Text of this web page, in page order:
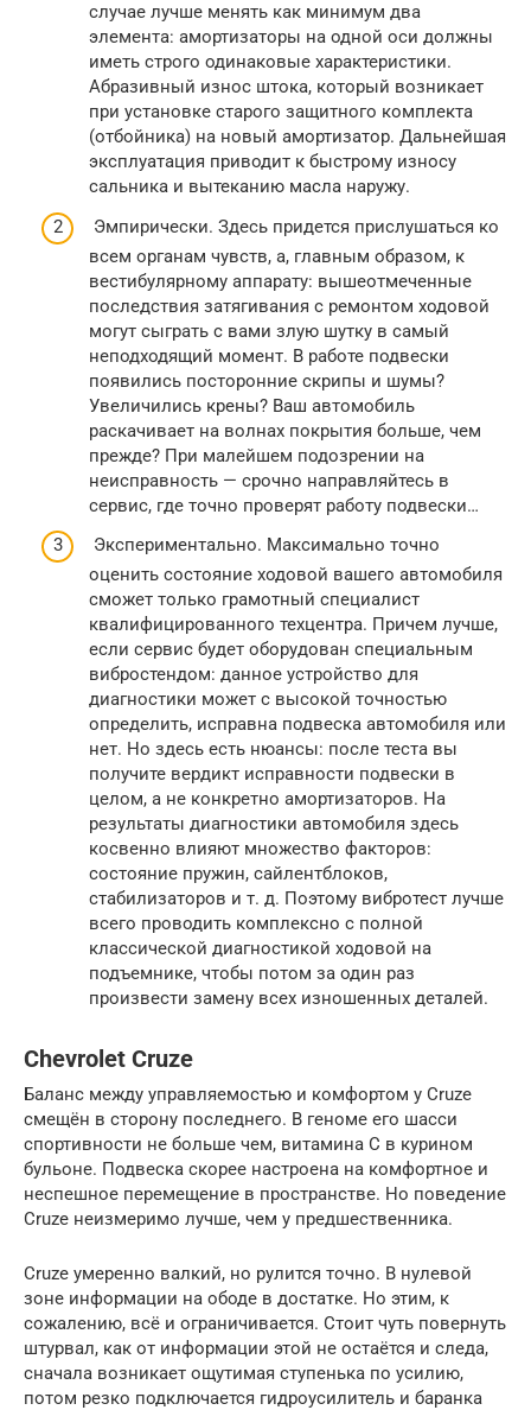
случае лучше менять как минимум два
элемента: амортизаторы на одной оси должны
иметь строго одинаковые характеристики.
Абразивный износ штока, который возникает
при установке старого защитного комплекта
(отбойника) на новый амортизатор. Дальнейшая
эксплуатация приводит к быстрому износу
сальника и вытеканию масла наружу.
Эмпирически. Здесь придется прислушаться ко
всем органам чувств, а, главным образом, к
вестибулярному аппарату: вышеотмеченные
последствия затягивания с ремонтом ходовой
могут сыграть с вами злую шутку в самый
неподходящий момент. В работе подвески
появились посторонние скрипы и шумы?
Увеличились крены? Ваш автомобиль
раскачивает на волнах покрытия больше, чем
прежде? При малейшем подозрении на
неисправность — срочно направляйтесь в
сервис, где точно проверят работу подвески…
Экспериментально. Максимально точно
оценить состояние ходовой вашего автомобиля
сможет только грамотный специалист
квалифицированного техцентра. Причем лучше,
если сервис будет оборудован специальным
вибростендом: данное устройство для
диагностики может с высокой точностью
определить, исправна подвеска автомобиля или
нет. Но здесь есть нюансы: после теста вы
получите вердикт исправности подвески в
целом, а не конкретно амортизаторов. На
результаты диагностики автомобиля здесь
косвенно влияют множество факторов:
состояние пружин, сайлентблоков,
стабилизаторов и т. д. Поэтому вибротест лучше
всего проводить комплексно с полной
классической диагностикой ходовой на
подъемнике, чтобы потом за один раз
произвести замену всех изношенных деталей.
Chevrolet Cruze
Баланс между управляемостью и комфортом у Cruze
смещён в сторону последнего. В геноме его шасси
спортивности не больше чем, витамина С в курином
бульоне. Подвеска скорее настроена на комфортное и
неспешное перемещение в пространстве. Но поведение
Cruze неизмеримо лучше, чем у предшественника.
Cruze умеренно валкий, но рулится точно. В нулевой
зоне информации на ободе в достатке. Но этим, к
сожалению, всё и ограничивается. Стоит чуть повернуть
штурвал, как от информации этой не остаётся и следа,
сначала возникает ощутимая ступенька по усилию,
потом резко подключается гидроусилитель и баранка